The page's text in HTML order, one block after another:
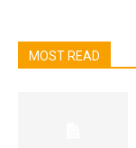
MOST READ